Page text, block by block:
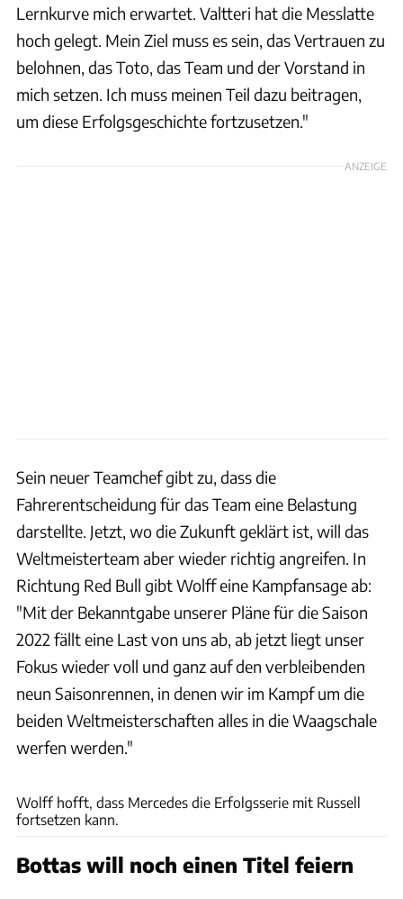
Lernkurve mich erwartet. Valtteri hat die Messlatte
hoch gelegt. Mein Ziel muss es sein, das Vertrauen zu
belohnen, das Toto, das Team und der Vorstand in
mich setzen. Ich muss meinen Teil dazu beitragen,
um diese Erfolgsgeschichte fortzusetzen."
ANZEIGE
Sein neuer Teamchef gibt zu, dass die
Fahrerentscheidung für das Team eine Belastung
darstellte. Jetzt, wo die Zukunft geklärt ist, will das
Weltmeisterteam aber wieder richtig angreifen. In
Richtung Red Bull gibt Wolff eine Kampfansage ab:
"Mit der Bekanntgabe unserer Pläne für die Saison
2022 fällt eine Last von uns ab, ab jetzt liegt unser
Fokus wieder voll und ganz auf den verbleibenden
neun Saisonrennen, in denen wir im Kampf um die
beiden Weltmeisterschaften alles in die Waagschale
werfen werden."
Wolff hofft, dass Mercedes die Erfolgsserie mit Russell
fortsetzen kann.
Bottas will noch einen Titel feiern